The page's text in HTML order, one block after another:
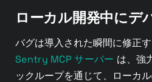
ローカル開発中にデ
バグは導入された瞬間に修正
Sentry MCP サーバー は、強
ックループを通じて、ローカ